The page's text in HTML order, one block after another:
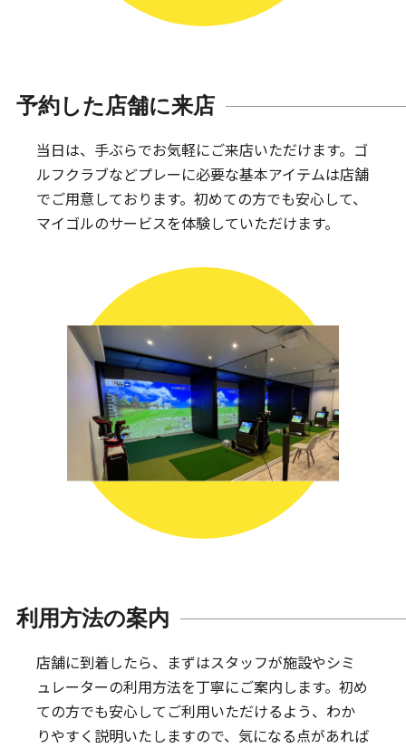
予約した店舗に来店
当日は、手ぶらでお気軽にご来店いただけます。 ゴ
ルフクラブなどプレーに必要な基本アイテムは店舗
でご用意しております。初めての方でも安心して、
マイゴルのサービスを体験していただけます。
利用方法の案内
店舗に到着したら、まずはスタッフが施設やシミ
ュレーターの利用方法を丁寧にご案内します。初め
ての方でも安心してご利用いただけるよう、わか
りやすく説明いたしますので、気になる点があれば